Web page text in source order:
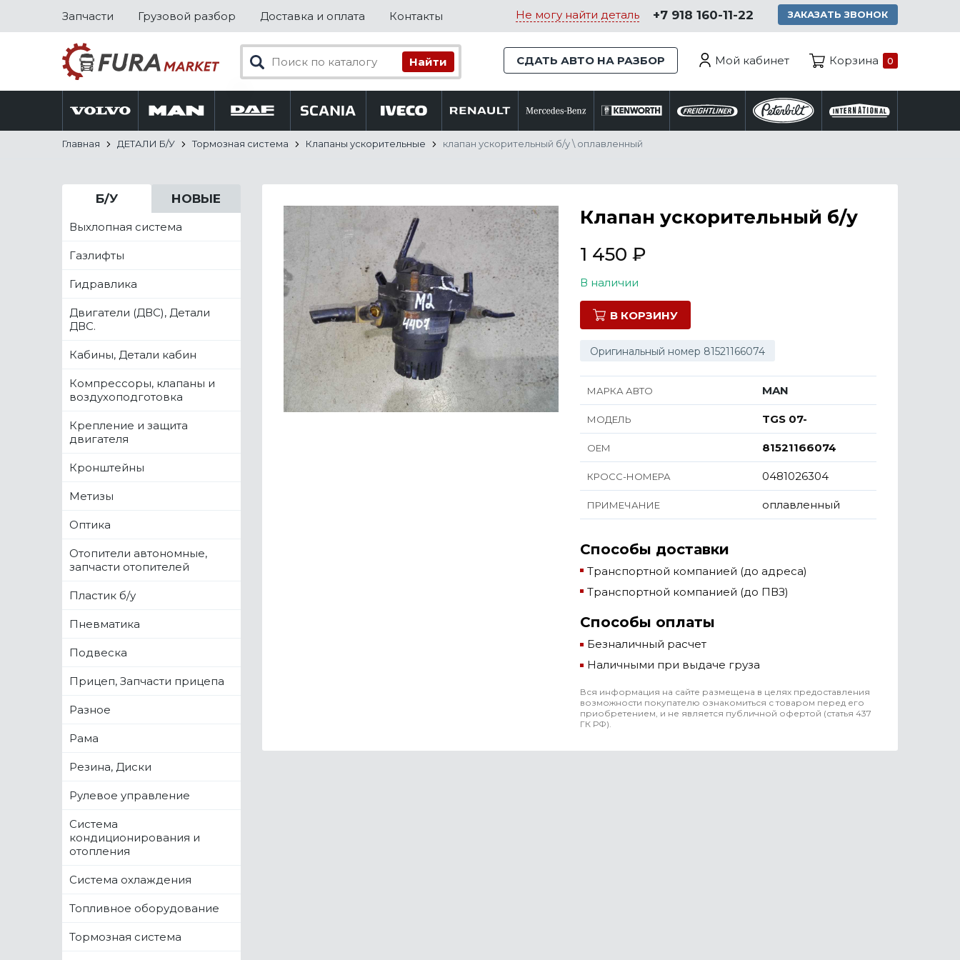
Запчасти Грузовой разбор Доставка и оплата Контакты Не могу найти деталь +7 918 160-11-22 ЗАКАЗАТЬ ЗВОНОК
СДАТЬ АВТО НА РАЗБОР Мой кабинет Корзина 0
Главная ДЕТАЛИ Б/У Тормозная система Клапаны ускорительные клапан ускорительный б/у \ оплавленный
Б/У НОВЫЕ
Выхлопная система
Газлифты
Гидравлика
Двигатели (ДВС), Детали
ДВС.
Кабины, Детали кабин
Компрессоры, клапаны и
воздухоподготовка
Крепление и защита
двигателя
Кронштейны
Метизы
Оптика
Отопители автономные,
запчасти отопителей
Пластик б/у
Пневматика
Подвеска
Прицеп, Запчасти прицепа
Разное
Рама
Резина, Диски
Рулевое управление
Система
кондиционирования и
отопления
Система охлаждения
Топливное оборудование
Тормозная система
Клапан ускорительный б/у
1 450 ₽
В наличии
В КОРЗИНУ
Оригинальный номер 81521166074
МАРКА АВТО MAN
МОДЕЛЬ TGS 07-
ОЕМ 81521166074
КРОСС-НОМЕРА 0481026304
ПРИМЕЧАНИЕ оплавленный
Способы доставки
Транспортной компанией (до адреса)
Транспортной компанией (до ПВЗ)
Способы оплаты
Безналичный расчет
Наличными при выдаче груза
Вся информация на сайте размещена в целях предоставления
возможности покупателю ознакомиться с товаром перед его
приобретением, и не является публичной офертой (статья 437
ГК РФ).